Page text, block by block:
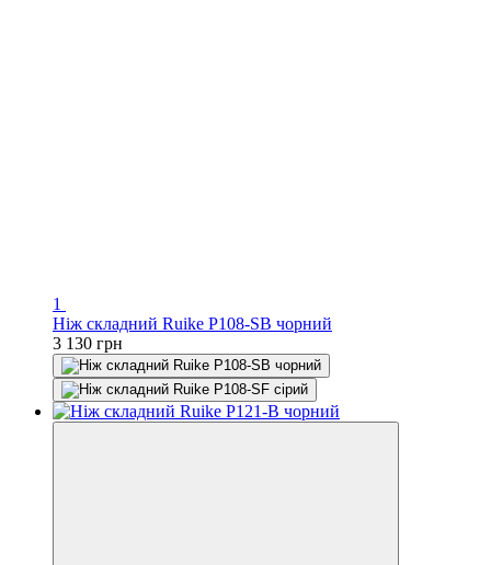
1
Ніж складний Ruike P108-SB чорний
3 130 грн